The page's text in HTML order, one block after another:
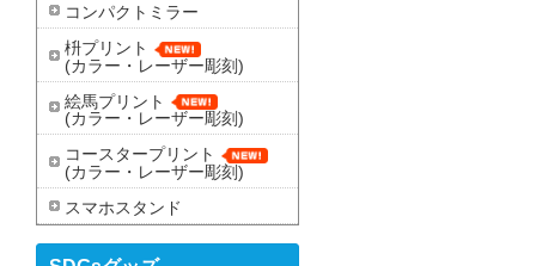
コンパクトミラー
枡プリント
(カラー・レーザー彫刻)
絵馬プリント
(カラー・レーザー彫刻)
コースタープリント
(カラー・レーザー彫刻)
スマホスタンド